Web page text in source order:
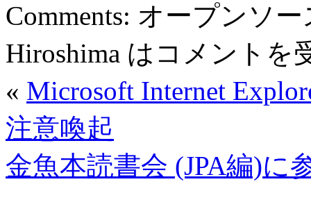
Comments: オープンソ
Hiroshima は コメントを
« Microsoft Internet
注意喚起
金魚本読書会 (JPA編)に